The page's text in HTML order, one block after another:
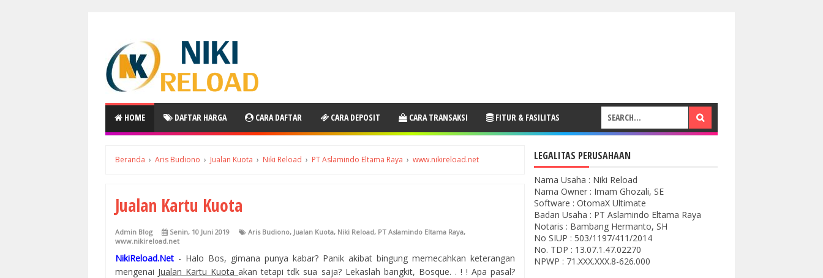
HOME DAFTAR HARGA CARA DAFTAR CARA DEPOSIT CARA TRANSAKSI FITUR & FASILITAS
Beranda › Aris Budiono › Jualan Kuota › Niki Reload › PT Aslamindo Eltama Raya › www.nikireload.net
Jualan Kartu Kuota
Admin Blog Senin, 10 Juni 2019 Aris Budiono, Jualan Kuota, Niki Reload, PT Aslamindo Eltama Raya,
www.nikireload.net
NikiReload.Net - Halo Bos, gimana punya kabar? Panik akibat bingung memecahkan keterangan
mengenai Jualan Kartu Kuotaakan tetapi tdk sua saja? Lekaslah bangkit, Bosque. . ! ! Apa pasal?
LEGALITAS PERUSAHAAN
Nama Usaha : Niki Reload
Nama Owner : Imam Ghozali, SE
Software : OtomaX Ultimate
Badan Usaha : PT Aslamindo Eltama Raya
Notaris : Bambang Hermanto, SH
No SIUP : 503/1197/411/2014
No. TDP : 13.07.1.47.02270
NPWP : 71.XXX.XXX.8-626.000